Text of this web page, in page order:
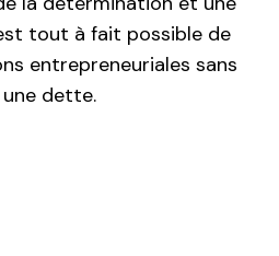
tout à fait possible de
entrepreneuriales sans
dette.